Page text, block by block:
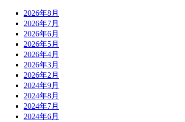
2026年8月
2026年7月
2026年6月
2026年5月
2026年4月
2026年3月
2026年2月
2024年9月
2024年8月
2024年7月
2024年6月